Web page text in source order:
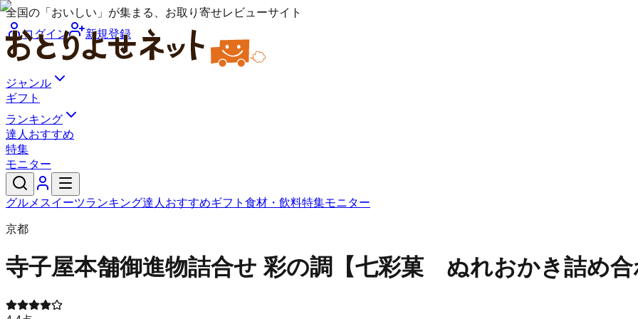
全国の「おいしい」が集まる、お取り寄せレビューサイト
ログイン
新規登録
ジャンル
ギフト
ランキング
達人おすすめ
特集
モニター
グルメ スイーツランキング達人おすすめギフト 食材・飲料特集モニター
京都
寺子屋本舗御進物詰合せ 彩の調【七彩菓 ぬれおかき詰め合